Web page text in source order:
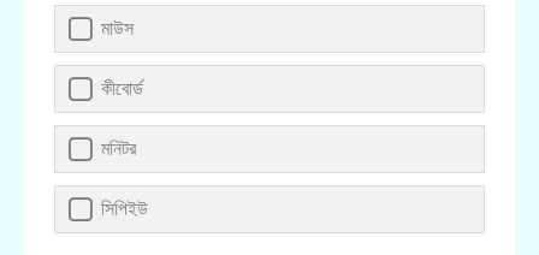
মাউস
কীবোর্ড
মনিটর
সিপিইউ